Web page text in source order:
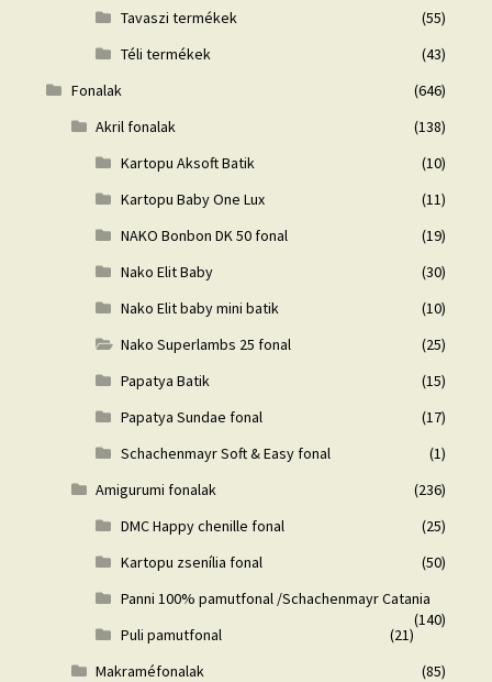
Tavaszi termékek
(55)
Téli termékek
(43)
Fonalak
(646)
Akril fonalak
(138)
Kartopu Aksoft Batik
(10)
Kartopu Baby One Lux
(11)
NAKO Bonbon DK 50 fonal
(19)
Nako Elit Baby
(30)
Nako Elit baby mini batik
(10)
Nako Superlambs 25 fonal
(25)
Papatya Batik
(15)
Papatya Sundae fonal
(17)
Schachenmayr Soft & Easy fonal
(1)
Amigurumi fonalak
(236)
DMC Happy chenille fonal
(25)
Kartopu zsenília fonal
(50)
Panni 100% pamutfonal /Schachenmayr Catania
(140)
Puli pamutfonal
(21)
Makraméfonalak
(85)